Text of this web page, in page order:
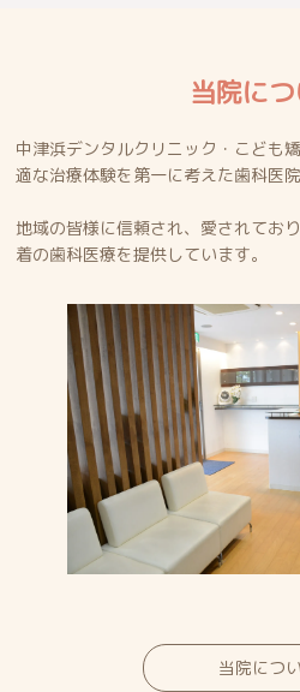
当院に
中津浜デンタルクリニック・こども
適な治療体験を第一に考えた歯科医院
地域の皆様に信頼され、愛されてお
着の歯科医療を提供しています。
当院につ